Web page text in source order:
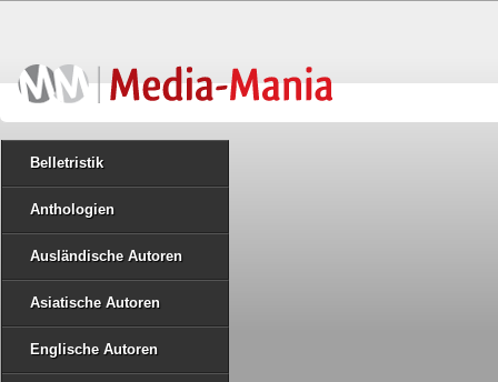
Belletristik
Anthologien
Ausländische Autoren
Asiatische Autoren
Englische Autoren